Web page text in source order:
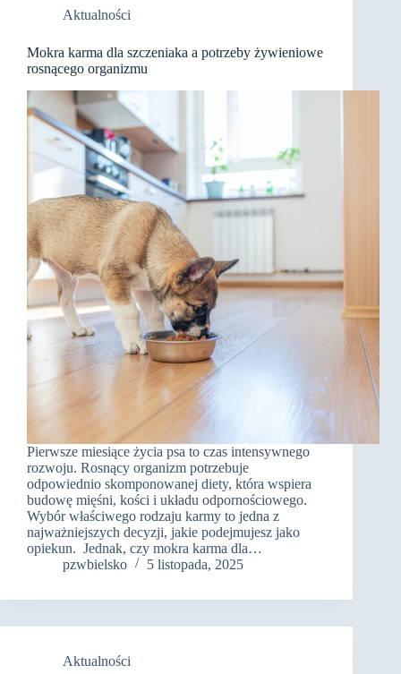
Aktualności
Mokra karma dla szczeniaka a potrzeby żywieniowe
rosnącego organizmu
Pierwsze miesiące życia psa to czas intensywnego
rozwoju. Rosnący organizm potrzebuje
odpowiednio skomponowanej diety, która wspiera
budowę mięśni, kości i układu odpornościowego.
Wybór właściwego rodzaju karmy to jedna z
najważniejszych decyzji, jakie podejmujesz jako
opiekun. Jednak, czy mokra karma dla…
pzwbielsko
5 listopada, 2025
Aktualności